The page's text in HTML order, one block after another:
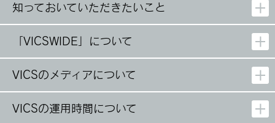
知っておいていただきたいこと
「‍VICSWIDE‍」 について
VICSのメディアについて
VICSの運用時間について